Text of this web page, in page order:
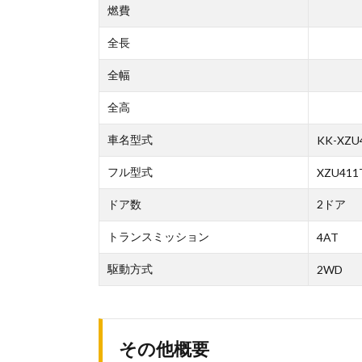
燃費
全長
全幅
全高
車名型式 KK-
フル型式
ドア数 2ドア
トランスミッション 4AT
駆動方式 2WD
その他概要